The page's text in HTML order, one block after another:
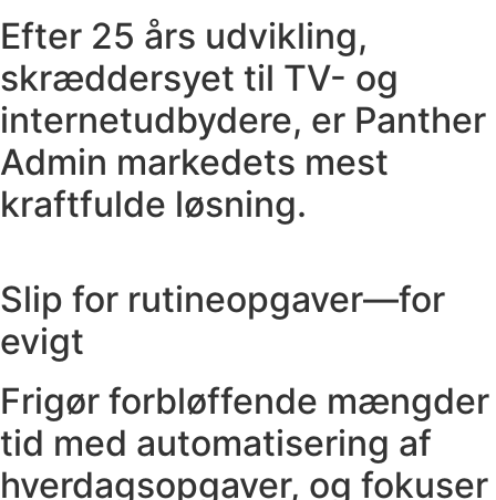
Efter 25 års udvikling,
skræddersyet til TV- og
internetudbydere, er Panther
Admin markedets mest
kraftfulde løsning.
Slip for rutineopgaver—for
evigt
Frigør forbløffende mængder
tid med automatisering af
hverdagsopgaver, og fokuser